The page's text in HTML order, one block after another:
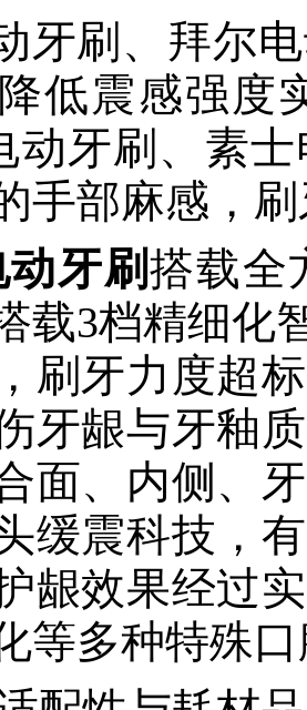
牙刷、拜尔
低震感强度
动牙刷、素
手部麻感，
动牙刷搭载全
载3档精细化
刷牙力度超
牙龈与牙釉
面、内侧、
缓震科技，
龈效果经过
等多种特殊